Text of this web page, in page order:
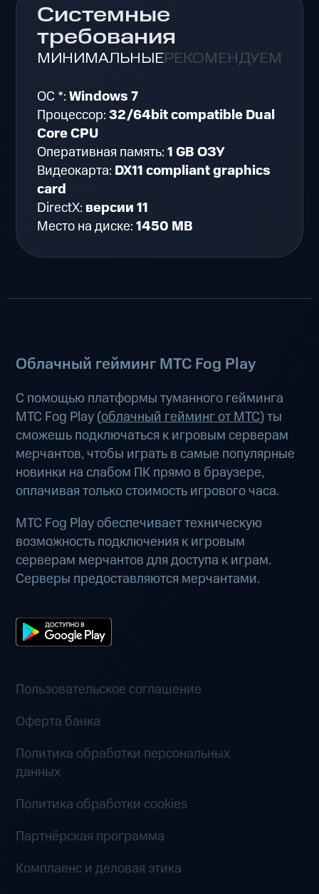
Системные
требования
МИНИМАЛЬНЫЕРЕКОМЕНДУЕМЫЕ
ОС *:Windows 7
Процессор:32/64bit compatible Dual
Core CPU
Оперативная память:1 GB ОЗУ
Видеокарта: DX11 compliant graphics
card
DirectX: версии 11
Место на диске:1450 MB
Облачный гейминг МТС Fog Play
С помощью платформы туманного гейминга
МТС Fog Play (облачный гейминг от МТС) ты
сможешь подключаться к игровым серверам
мерчантов, чтобы играть в самые популярные
новинки на слабом ПК прямо в браузере,
оплачивая только стоимость игрового часа.
МТС Fog Play обеспечивает техническую
возможность подключения к игровым
серверам мерчантов для доступа к играм.
Серверы предоставляются мерчантами.
Пользовательское соглашение
Оферта банка
Политика обработки персональных
данных
Политика обработки cookies
Партнёрская программа
Комплаенс и деловая этика